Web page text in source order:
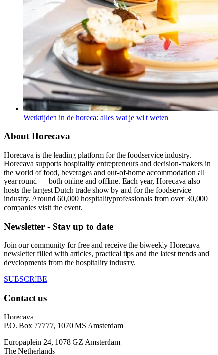
Werktijden in de horeca: alles wat je wilt weten
About Horecava
Horecava is the leading platform for the foodservice industry.
Horecava supports hospitality entrepreneurs and decision-makers in
the world of food, beverages and out-of-home accommodation all
year round — both online and offline. Each year, Horecava also
hosts the largest Dutch trade show by and for the foodservice
industry. Around 60,000 hospitalityprofessionals from over 30,000
companies visit the event.
Newsletter - Stay up to date
Join our community for free and receive the biweekly Horecava
newsletter filled with articles, practical tips and the latest trends and
developments from the hospitality industry.
SUBSCRIBE
Contact us
Horecava
P.O. Box 77777, 1070 MS Amsterdam
Europaplein 24, 1078 GZ Amsterdam
The Netherlands